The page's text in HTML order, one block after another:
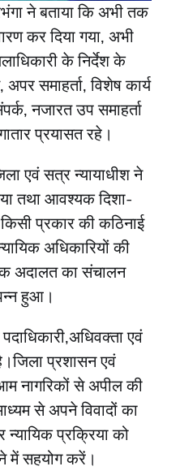
ने बताया कि अभी तक
कर दिया गया, अभी
के निर्देश के
समाहर्ता, विशेष कार्य
नजारत उप समाहर्ता
प्रयासत रहे।
एवं सत्र न्यायाधीश ने
तथा आवश्यक दिशा-
प्रकार की कठिनाई
अधिकारियों की
अदालत का संचालन
हुआ।
एवं
प्रशासन एवं
आम नागरिकों से अपील की
से अपने विवादों का
प्रक्रिया को
में सहयोग करें।